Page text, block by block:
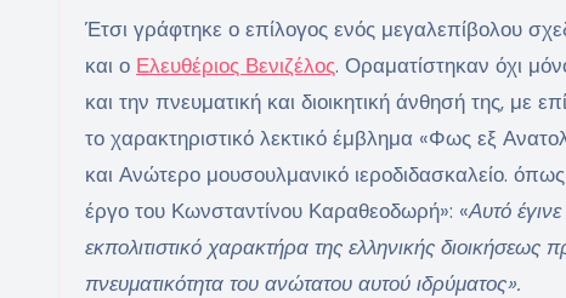
Έτσι γράφτηκε ο επίλογος ενός μεγαλεπίβολου
και ο Ελευθέριος Βενιζέλος. Οραματίστηκαν όχι
και την πνευματική και διοικητική άνθησή της, με
το χαρακτηριστικό λεκτικό έμβλημα «Φως εξ
και Ανώτερο μουσουλμανικό ιεροδιδασκαλείο.
έργο του Κωνσταντίνου Καραθεοδωρή»: «Αυτό
εκπολιτιστικό χαρακτήρα της ελληνικής
πνευματικότητα του ανώτατου αυτού ιδρύματος».